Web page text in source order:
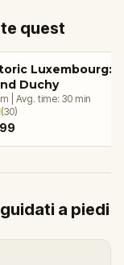
quest
Luxembourg:
Duchy
Avg. time: 30 min
(30)
a piedi